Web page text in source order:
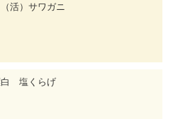
活）サワガニ
塩くらげ